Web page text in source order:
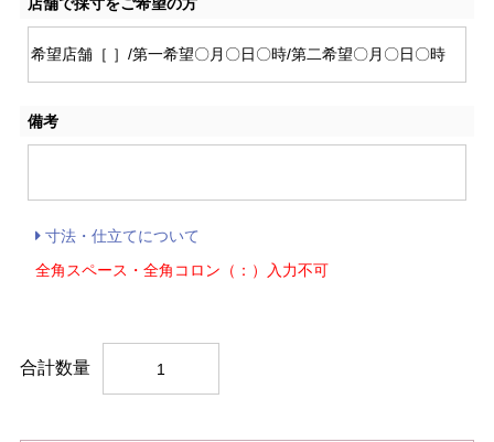
備考
寸法・仕立てについて
全角スペース・全角コロン（：）入力不可
合計数量